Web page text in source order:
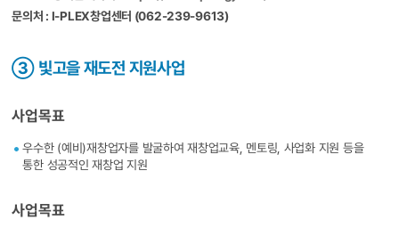
문의처 : I-PLEX창업센터 (062-239-9613)
③ 빛고을 재도전 지원사업
사업목표
우수한 (예비)재창업자를 발굴하여 재창업교육, 멘토링, 사업화 지원 등을
통한 성공적인 재창업 지원
사업목표